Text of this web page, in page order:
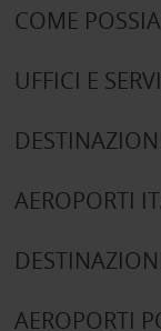
COME
UFFICI E
AEROPORTI
AEROPORTI